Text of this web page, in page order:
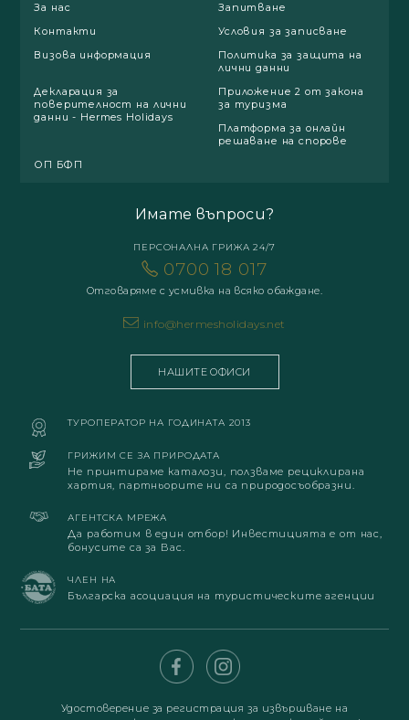
За нас
Запитване
Контакти
Условия за записване
Визова информация
Политика за защита на
лични данни
Декларация за
поверителност на лични
данни - Hermes Holidays
Приложение 2 от закона
за туризма
Платформа за онлайн
решаване на спорове
ОП БФП
Имате въпроси?
ПЕРСОНАЛНА ГРИЖА 24/7
0700 18 017
Отговаряме с усмивка на всяко обаждане.
info@hermesholidays.net
НАШИТЕ ОФИСИ
ТУРОПЕРАТОР НА ГОДИНАТА 2013
ГРИЖИМ СЕ ЗА ПРИРОДАТА
Не принтираме каталози, ползваме рециклирана
хартия, партньорите ни са природосъобразни.
АГЕНТСКА МРЕЖА
Да работим в един отбор! Инвестицията е от нас,
бонусите са за Вас.
ЧЛЕН НА
Българска асоциация на туристическите агенции
Удостоверение за регистрация за извършване на